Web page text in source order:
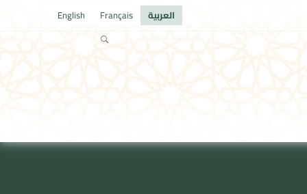
العربية Français
English